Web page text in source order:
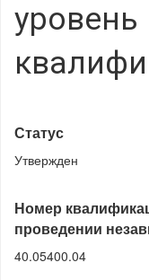
уровень
Статус
Утвержден
Номер
проведении
40.05400.04